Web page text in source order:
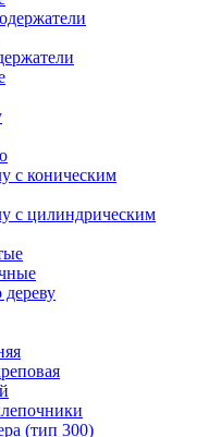
с коническим
с цилиндрическим
дереву
(тип 300)